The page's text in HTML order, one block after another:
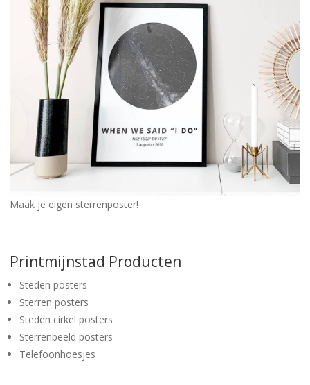
Maak je eigen sterrenposter!
Printmijnstad Producten
Steden posters
Sterren posters
Steden cirkel posters
Sterrenbeeld posters
Telefoonhoesjes